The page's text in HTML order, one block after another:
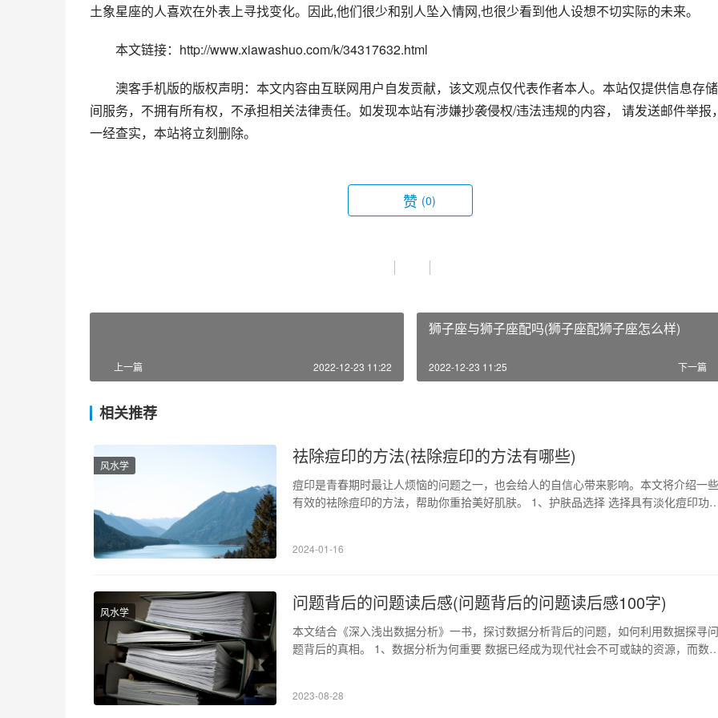
土象星座的人喜欢在外表上寻找变化。因此,他们很少和别人坠入情网,也很少看到他人设想不切实际的未来。
本文链接：http://www.xiawashuo.com/k/34317632.html
澳客手机版的版权声明：本文内容由互联网用户自发贡献，该文观点仅代表作者本人。本站仅提供信息存
间服务，不拥有所有权，不承担相关法律责任。如发现本站有涉嫌抄袭侵权/违法违规的内容， 请发送邮件举报
一经查实，本站将立刻删除。
赞 (0)
上一篇 2022-12-23 11:22
狮子座与狮子座配吗(狮子座配狮子座怎么样)
下一篇
2022-12-23 11:25
相关推荐
风水学 祛除痘印的方法(祛除痘印的方法有哪些)
痘印是青春期时最让人烦恼的问题之一，也会给人的自信心带来影响。本文将介绍一些
有效的祛除痘印的方法，帮助你重拾美好肌肤。 1、护肤品选择 选择具有淡化痘印功
小面积的痘印，可以使用局部美白的方法。可以将柠…
2024-01-16
风水学 问题背后的问题读后感(问题背后的问题读后感100字)
本文结合《深入浅出数据分析》一书，探讨数据分析背后的问题，如何利用数据探寻问
题背后的真相。 1、数据分析为何重要 数据已经成为现代社会不可或缺的资源，而数
性。其中，数据质量的问题常常是源头问题，需要从数据…
2023-08-28